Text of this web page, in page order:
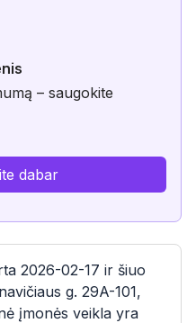
– saugokite
dabar
2026-02-17 ir šiuo
g. 29A-101,
įmonės veikla yra